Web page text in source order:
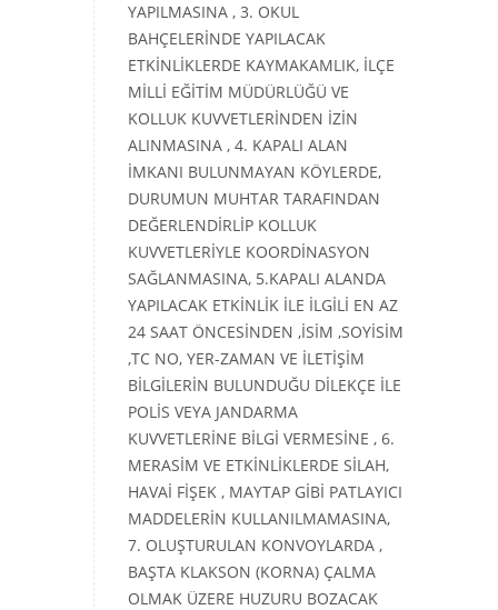
YAPILMASINA , 3. OKUL
BAHÇELERİNDE YAPILACAK
ETKİNLİKLERDE KAYMAKAMLIK, İLÇE
MİLLİ EĞİTİM MÜDÜRLÜĞÜ VE
KOLLUK KUVVETLERİNDEN İZİN
ALINMASINA , 4. KAPALI ALAN
İMKANI BULUNMAYAN KÖYLERDE,
DURUMUN MUHTAR TARAFINDAN
DEĞERLENDİRLİP KOLLUK
KUVVETLERİYLE KOORDİNASYON
SAĞLANMASINA, 5.KAPALI ALANDA
YAPILACAK ETKİNLİK İLE İLGİLİ EN AZ
24 SAAT ÖNCESİNDEN ,İSİM ,SOYİSİM
,TC NO, YER-ZAMAN VE İLETİŞİM
BİLGİLERİN BULUNDUĞU DİLEKÇE İLE
POLİS VEYA JANDARMA
KUVVETLERİNE BİLGİ VERMESİNE , 6.
MERASİM VE ETKİNLİKLERDE SİLAH,
HAVAİ FİŞEK , MAYTAP GİBİ PATLAYICI
MADDELERİN KULLANILMAMASINA,
7. OLUŞTURULAN KONVOYLARDA ,
BAŞTA KLAKSON (KORNA) ÇALMA
OLMAK ÜZERE HUZURU BOZACAK